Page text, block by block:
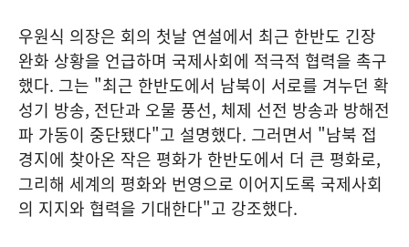
우원식 의장은 회의 첫날 연설에서 최근 한반도 긴장
완화 상황을 언급하며 국제사회에 적극적 협력을 촉구
했다. 그는 "최근 한반도에서 남북이 서로를 겨누던 확
성기 방송, 전단과 오물 풍선, 체제 선전 방송과 방해전
파 가동이 중단됐다"고 설명했다. 그러면서 "남북 접
경지에 찾아온 작은 평화가 한반도에서 더 큰 평화로,
그리해 세계의 평화와 번영으로 이어지도록 국제사회
의 지지와 협력을 기대한다"고 강조했다.